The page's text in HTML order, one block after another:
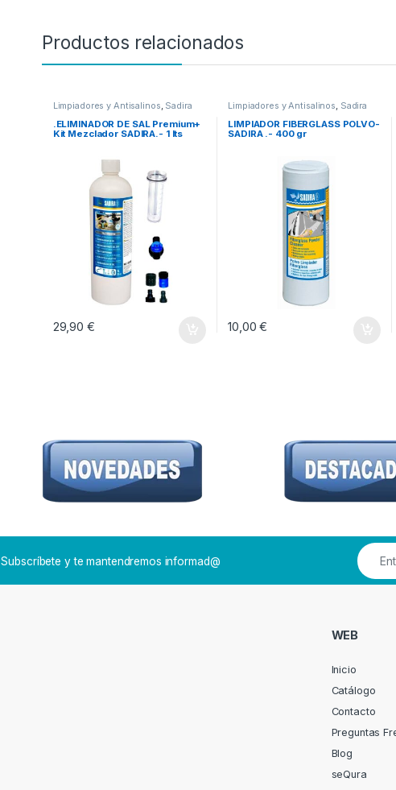
Productos relacionados
Limpiadores y Antisalinos, Sadira
Productos Técnicos
.ELIMINADOR DE SAL Premium+
Kit Mezclador SADIRA.- 1 lts
29,90 €
Limpiadores y Antisalinos, Sadira
Productos Técnicos
LIMPIADOR FIBERGLASS POLVO-
SADIRA .- 400 gr
10,00€
Subscríbete y te mantendremos informad@
WEB
Inicio
Catálogo
Contacto
Preguntas
Blog
seQura